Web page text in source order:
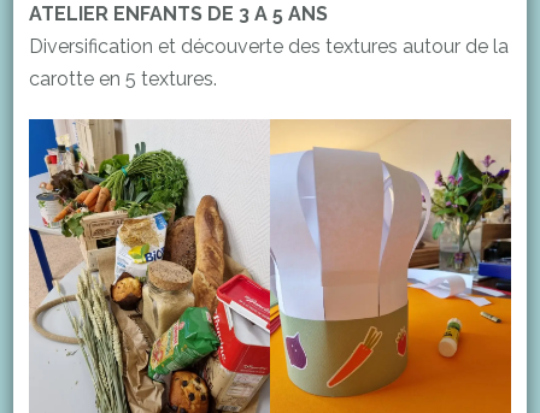
ATELIER ENFANTS DE 3 A 5 ANS
Diversification et découverte des textures autour de la
carotte en 5 textures.